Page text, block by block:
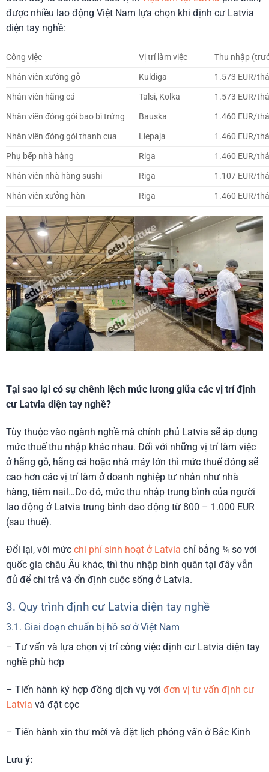
được nhiều lao động Việt Nam lựa chọn khi định cư Latvia
diện tay nghề:
Công việc Vị trí làm việc
Thu nhập
Nhân viên xưởng gỗ
Kuldiga
1.573 EUR/
Nhân viên hãng cá
Talsi, Kolka
1.573 EUR/
Nhân viên đóng gói bao bì trứng
Bauska
1.460 EUR/
Nhân viên đóng gói thanh cua
Liepaja
1.460 EUR/
Phụ bếp nhà hàng
Riga
1.460 EUR/
Nhân viên nhà hàng sushi
Riga
1.107 EUR/
Nhân viên xưởng hàn
Riga 1.460 EUR/
Tại sao lại có sự chênh lệch mức lương giữa các vị trí định
cư Latvia diện tay nghề?
Tùy thuộc vào ngành nghề mà chính phủ Latvia sẽ áp dụng
mức thuế thu nhập khác nhau. Đối với những vị trí làm việc
ở hãng gỗ, hãng cá hoặc nhà máy lớn thì mức thuế đóng sẽ
cao hơn các vị trí làm ở doanh nghiệp tư nhân như nhà
hàng, tiệm nail…Do đó, mức thu nhập trung bình của người
lao động ở Latvia trung bình dao động từ 800 – 1.000 EUR
(sau thuế).
Đổi lại, với mức chi phí sinh hoạt ở Latvia chỉ bằng ¼ so với
quốc gia châu Âu khác, thì thu nhập bình quân tại đây vẫn
đủ để chi trả và ổn định cuộc sống ở Latvia.
3. Quy trình định cư Latvia diện tay nghề
3.1. Giai đoạn chuẩn bị hồ sơ ở Việt Nam
– Tư vấn và lựa chọn vị trí công việc định cư Latvia diện tay
nghề phù hợp
– Tiến hành ký hợp đồng dịch vụ với đơn vị tư vấn định cư
Latvia và đặt cọc
– Tiến hành xin thư mời và đặt lịch phỏng vấn ở Bắc Kinh
Lưu ý: